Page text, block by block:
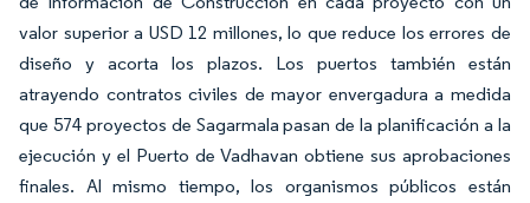
valor superior a USD 12 millones, lo que reduce los errores de
diseño y acorta los plazos. Los puertos también están
atrayendo contratos civiles de mayor envergadura a medida
que 574 proyectos de Sagarmala pasan de la planificación a la
ejecución y el Puerto de Vadhavan obtiene sus aprobaciones
finales. Al mismo tiempo, los organismos públicos están